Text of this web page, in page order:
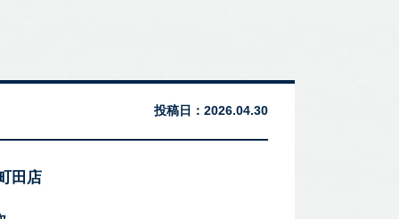
投稿日： 2026.04.30
田店